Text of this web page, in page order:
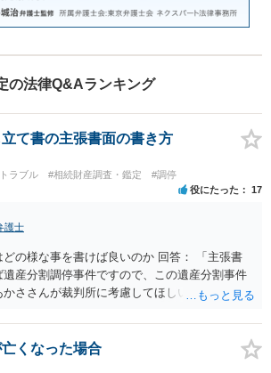
の法律Q&Aランキング
て書の主張書面の書き方
ラブル #相続財産調査・鑑定 #調停
役にたった 17
護士
どの様な事を書けば良いのか 回答： 「主張書
産分割調停事件ですので、この遺産分割事件
ささんが裁判所に考慮してほしいと思う、亡
たい事実や考慮してほしい事情に関連して
であれば、主張書面とは別で提出できます。も
たくないような資料がある場合、「非開示の希
くなった場合